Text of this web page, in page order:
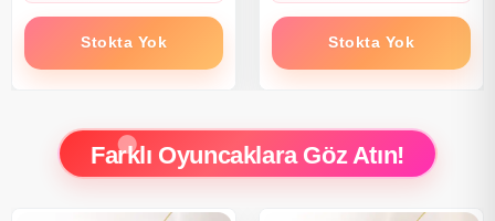
Stokta Yok Stokta Yok
Farklı Oyuncaklara Göz Atın!